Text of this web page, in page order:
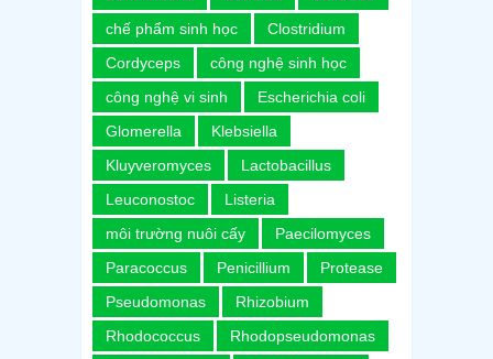
chế phẩm sinh học
Clostridium
Cordyceps
công nghệ sinh học
công nghệ vi sinh
Escherichia coli
Glomerella
Klebsiella
Kluyveromyces
Lactobacillus
Leuconostoc
Listeria
môi trường nuôi cấy
Paecilomyces
Paracoccus
Penicillium
Protease
Pseudomonas
Rhizobium
Rhodococcus
Rhodopseudomonas